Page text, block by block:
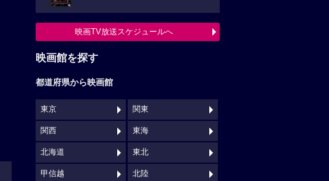
映画TV放送スケジュールへ
映画館を探す
都道府県から映画館
東京 関東
関西 東海
北海道 東北
甲信越 北陸